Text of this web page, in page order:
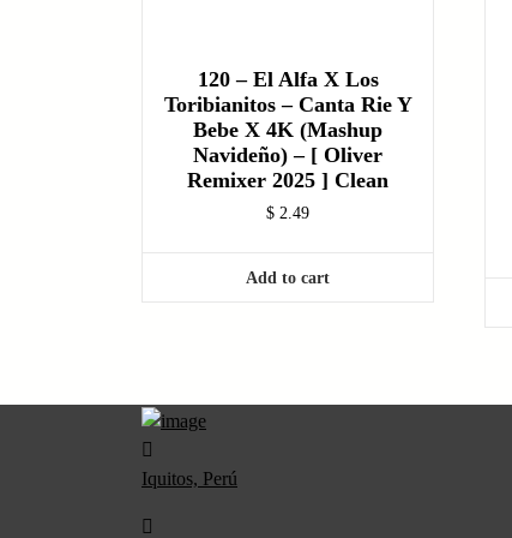
120 – El Alfa X Los
Toribianitos – Canta Rie Y
Bebe X 4K (Mashup
Navideño) – [ Oliver
Remixer 2025 ] Clean
$ 2.49
Add to cart
Iquitos, Perú